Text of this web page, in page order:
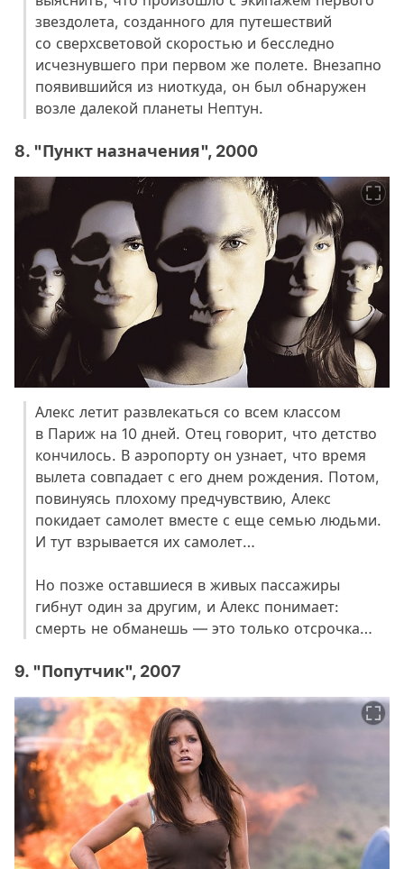
звездолета, созданного для путешествий
со сверхсветовой скоростью и бесследно
исчезнувшего при первом же полете. Внезапно
появившийся из ниоткуда, он был обнаружен
возле далекой планеты Нептун.
8. "Пункт назначения", 2000
Алекс летит развлекаться со всем классом
в Париж на 10 дней. Отец говорит, что детство
кончилось. В аэропорту он узнает, что время
вылета совпадает с его днем рождения. Потом,
повинуясь плохому предчувствию, Алекс
покидает самолет вместе с еще семью людьми.
И тут взрывается их самолет…
Но позже оставшиеся в живых пассажиры
гибнут один за другим, и Алекс понимает:
смерть не обманешь — это только отсрочка…
9. "Попутчик", 2007